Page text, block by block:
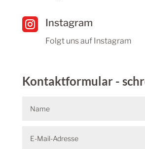
 Instagram
Folgt uns auf Instagram
Kontaktformular -